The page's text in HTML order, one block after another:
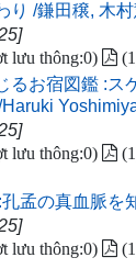
り /鎌田穣, 木
lưu thông:0)
るお宿図鑑 :ス
lưu thông:0)
孟の真血脈を
lưu thông:0)